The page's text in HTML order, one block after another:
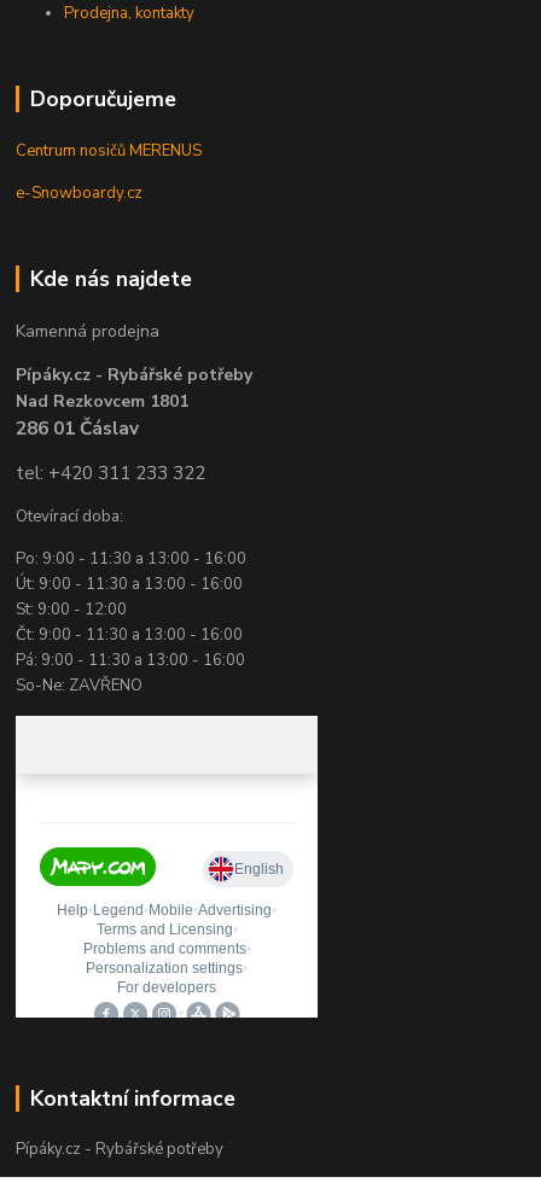
Prodejna, kontakty
Doporučujeme
Centrum nosičů MERENUS
e-Snowboardy.cz
Kde nás najdete
Kamenná prodejna
Pípáky.cz - Rybářské potřeby
Nad Rezkovcem 1801
286 01 Čáslav
tel: +420 311 233 322
Otevírací doba:
Po: 9:00 - 11:30 a 13:00 - 16:00
Út: 9:00 - 11:30 a 13:00 - 16:00
St: 9:00 - 12:00
Čt: 9:00 - 11:30 a 13:00 - 16:00
Pá: 9:00 - 11:30 a 13:00 - 16:00
So-Ne: ZAVŘENO
Kontaktní informace
Pípáky.cz - Rybářské potřeby